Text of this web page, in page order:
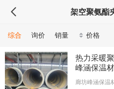
架空聚氨酯
综合 询价 销量 价格
热力采暖
峰涵保温
廊坊峰涵保温